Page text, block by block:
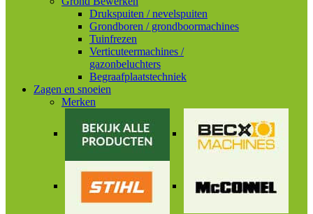
Drukspuiten / nevelspuiten
Grondboren / grondboormachines
Tuinfrezen
Verticuteermachines /
gazonbeluchters
Begraafplaatstechniek
Zagen en snoeien
Merken